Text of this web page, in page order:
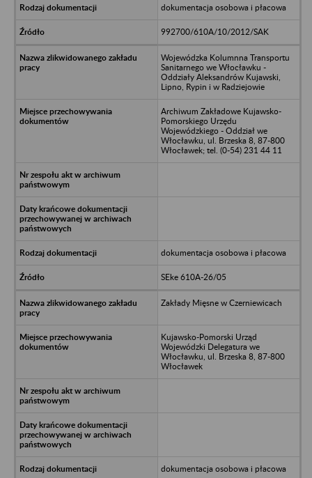
dokumentacja osobowa i płacowa
992700/610A/10/2012/SAK
Wojewódzka Kolumnna Transportu
Sanitarnego we Włocławku -
Oddziały Aleksandrów Kujawski,
Lipno, Rypin i w Radziejowie
Archiwum Zakładowe Kujawsko-
Pomorskiego Urzędu
Wojewódzkiego - Oddział we
Włocławku, ul. Brzeska 8, 87-800
Włocławek; tel. (0-54) 231 44 11
dokumentacja osobowa i płacowa
SEke 610A-26/05
Zakłady Mięsne w Czerniewicach
Kujawsko-Pomorski Urząd
Wojewódzki Delegatura we
Włocławku, ul. Brzeska 8, 87-800
Włocławek
dokumentacja osobowa i płacowa